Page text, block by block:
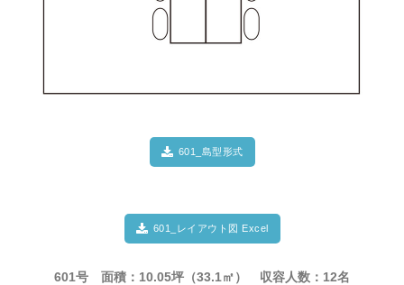
601_島型形式
601_レイアウト図 Excel
601号 面積：10.05坪（33.1㎡） 収容人数：12名